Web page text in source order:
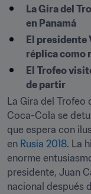
La Gira del
en Panamá
El presidente
réplica como
El Trofeo
de partir
La Gira del Trofeo
Coca-Cola se
que espera con
en Rusia 2018. La
enorme
presidente, Juan
nacional después